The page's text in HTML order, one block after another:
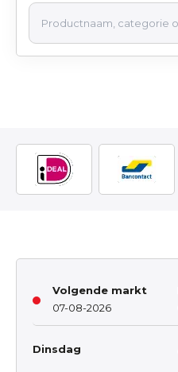
Volgende markt
07-08-2026
Dinsdag